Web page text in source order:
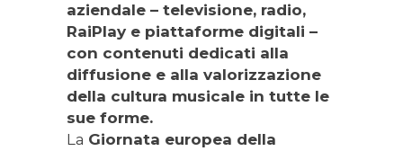
aziendale – televisione, radio,
RaiPlay e piattaforme digitali –
con contenuti dedicati alla
diffusione e alla valorizzazione
della cultura musicale in tutte le
sue forme.
La Giornata europea della